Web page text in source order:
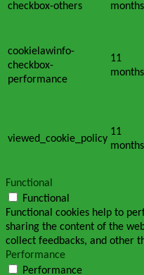
checkbox-others
months
cookielawinfo-
checkbox-
performance
11
months
viewed_cookie_policy
11
months
Functional
Functional
Functional cookies help to
sharing the content of the
collect feedbacks, and other
Performance
Performance